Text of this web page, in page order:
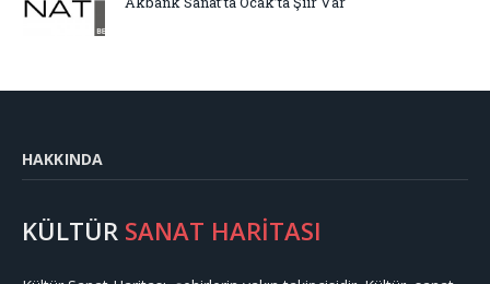
HAKKINDA
KÜLTÜR SANAT HARİTASI